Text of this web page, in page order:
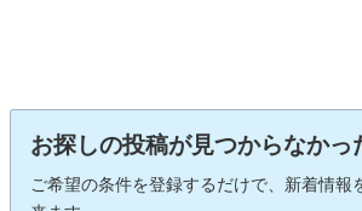
お探しの投稿が見つからなかっ
ご希望の条件を登録するだけで、新着情報